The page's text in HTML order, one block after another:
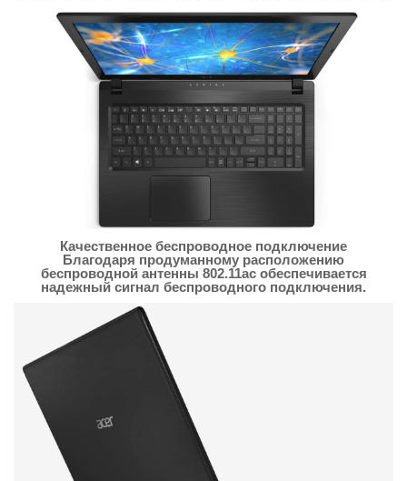
Качественное беспроводное подключение
Благодаря продуманному расположению
беспроводной антенны 802.11ac обеспечивается
надежный сигнал беспроводного подключения.